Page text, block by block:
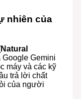
nhiên của
Gemini
máy và các kỹ
trả lời chất
của người